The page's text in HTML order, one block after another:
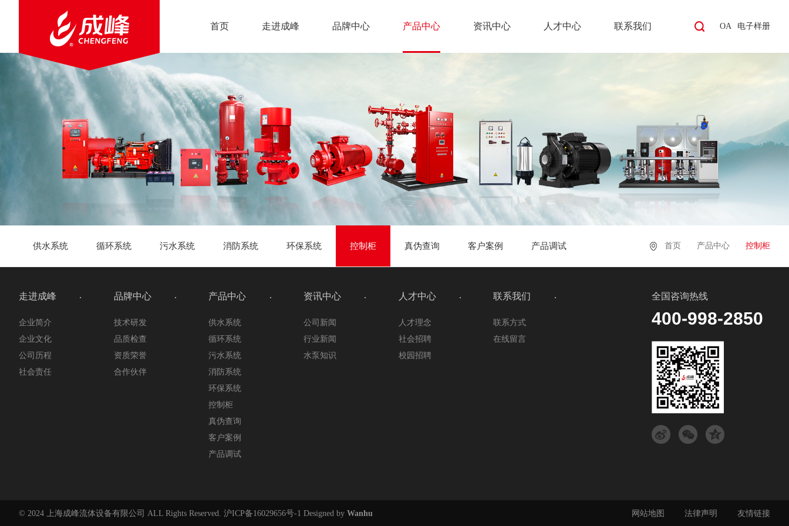
OA 电子样册
首页 走进成峰 品牌中心 产品中心 资讯中心 人才中心 联系我们
供水系统 循环系统 污水系统 消防系统 环保系统 控制柜 真伪查询 客户案例 产品调试 首页 产品中心 控制柜
全国咨询热线
400-998-2850
走进成峰
企业简介
企业文化
公司历程
社会责任
品牌中心
技术研发
品质检查
资质荣誉
合作伙伴
产品中心
供水系统
循环系统
污水系统
消防系统
环保系统
控制柜
真伪查询
客户案例
产品调试
资讯中心
公司新闻
行业新闻
水泵知识
人才中心
人才理念
社会招聘
校园招聘
联系我们
联系方式
在线留言
© 2024 上海成峰流体设备有限公司 ALL Rights Reserved. 沪ICP备16029656号-1 Designed by Wanhu 网站地图 法律声明 友情链接